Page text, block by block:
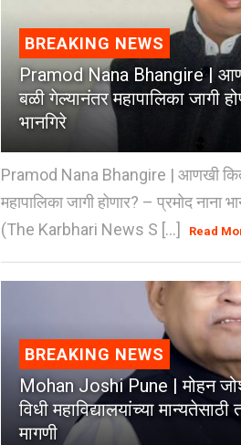
BREAKING NEWS
Pramod Nana Bhangire |
बळी गेल्यानंतर महापालिका जागी
भानगिरे
Pramod Nana Bhangire | आणखी
महापालिका जागी होणार? – प्रमोद
(The Karbhari News S [...]
Read
BREAKING NEWS
Mohan Joshi Pune | मोहन
विधी महाविद्यालयांच्या मान्यतेसाठी
मागणी